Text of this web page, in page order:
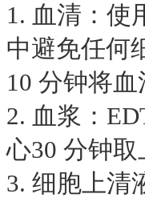
1. 血清：使
中避免任何
10 分钟将
2. 血浆：
心30 分钟取
3. 细胞上清